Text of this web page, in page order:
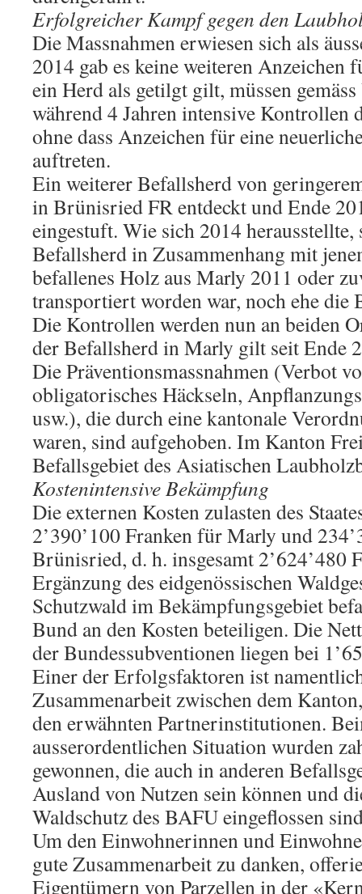
Erfolgreicher Kampf gegen den
Die Massnahmen erwiesen sich als
2014 gab es keine weiteren Anzeichen
ein Herd als getilgt gilt, müssen
während 4 Jahren intensive Kontrollen
ohne dass Anzeichen für eine
auftreten.
Ein weiterer Befallsherd von
in Brünisried FR entdeckt und Ende
eingestuft. Wie sich 2014 herausstellte,
Befallsherd in Zusammenhang mit
befallenes Holz aus Marly 2011 oder
transportiert worden war, noch ehe die
Die Kontrollen werden nun an beiden
der Befallsherd in Marly gilt seit Ende
Die Präventionsmassnahmen (Verbot
obligatorisches Häckseln,
usw.), die durch eine kantonale
waren, sind aufgehoben. Im Kanton
Befallsgebiet des Asiatischen
Kostenintensive Bekämpfung
Die externen Kosten zulasten des
2’390’100 Franken für Marly und
Brünisried, d. h. insgesamt 2’624’480
Ergänzung des eidgenössischen
Schutzwald im Bekämpfungsgebiet
Bund an den Kosten beteiligen. Die
der Bundessubventionen liegen bei
Einer der Erfolgsfaktoren ist
Zusammenarbeit zwischen dem
den erwähnten Partnerinstitutionen.
ausserordentlichen Situation wurden
gewonnen, die auch in anderen
Ausland von Nutzen sein können und
Waldschutz des BAFU eingeflossen
Um den Einwohnerinnen und
gute Zusammenarbeit zu danken,
Eigentümern von Parzellen in der